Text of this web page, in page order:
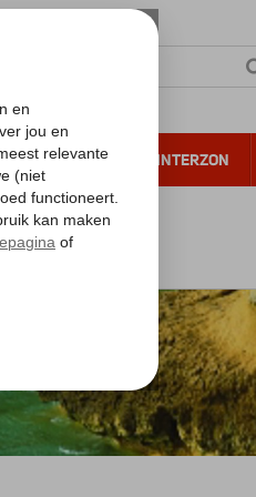
ALL INCLUSIVE WINTERZON